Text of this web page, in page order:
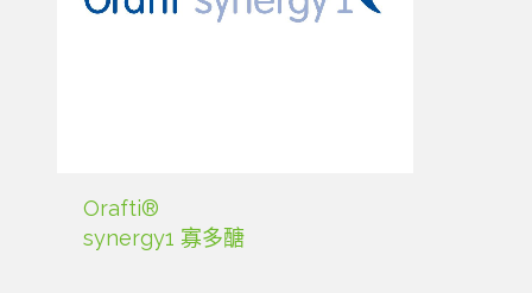
Orafti®
synergy1 寡多醣